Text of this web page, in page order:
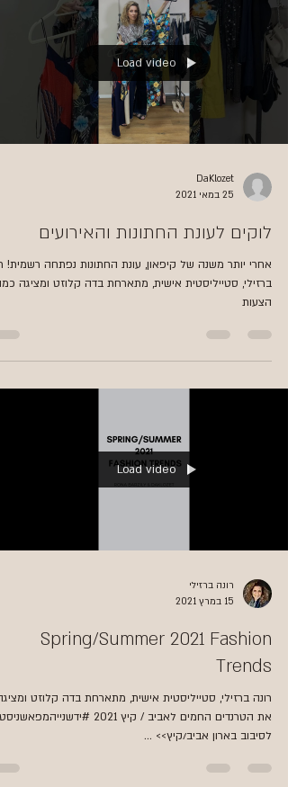
Load video
DaKlozet
25 במאי 2021
לוקים לעונת החתונות והאירועים
אחרי יותר משנה של קיפאון, עונת החתונות נפתחה רשמית!
ברזילי, סטייליסטית אישית, מתארחת בדה קלוזט ומציגה
הצעות
Load video
רונה ברזילי
15 במרץ 2021
Spring/Summer 2021 Fashion
Trends
רונה ברזילי, סטייליסטית אישית, מתארחת בדה קלוזט
את הטרנדים החמים לאביב / קיץ 2021
לסיבוב בארון אביב/קיץ>> ...